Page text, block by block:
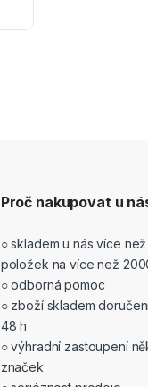
Proč nakupovat u
○ skladem u nás více
položek na více než
○ odborná pomoc
○ zboží skladem
48 h
○ výhradní zastoupení
značek